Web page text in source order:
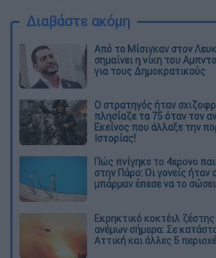
Διαβάστε ακόμη
Από το Μίσιγκαν στον
σημαίνει η νίκη του
για τους Δημοκρατικούς
O στρατηγός ήταν
πλησίαζε τα 75 όταν τον
Εκείνος που άλλαξε την
Ιστορίας!
Πώς πνίγηκε το 4χρονο
στην Πάρο: Οι γονείς ήταν
μπάρμαν έπεσε να το σώσει
Εκρηκτικό κοκτέιλ
ανέμων σήμερα: Σε
Αττική και άλλες 5